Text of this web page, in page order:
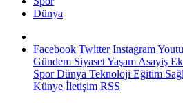
Dünya
Facebook Twitter Instagram
Gündem SiyasetYaşam Asayiş
SporDünya Teknoloji Eğitim
Künye İletişim RSS